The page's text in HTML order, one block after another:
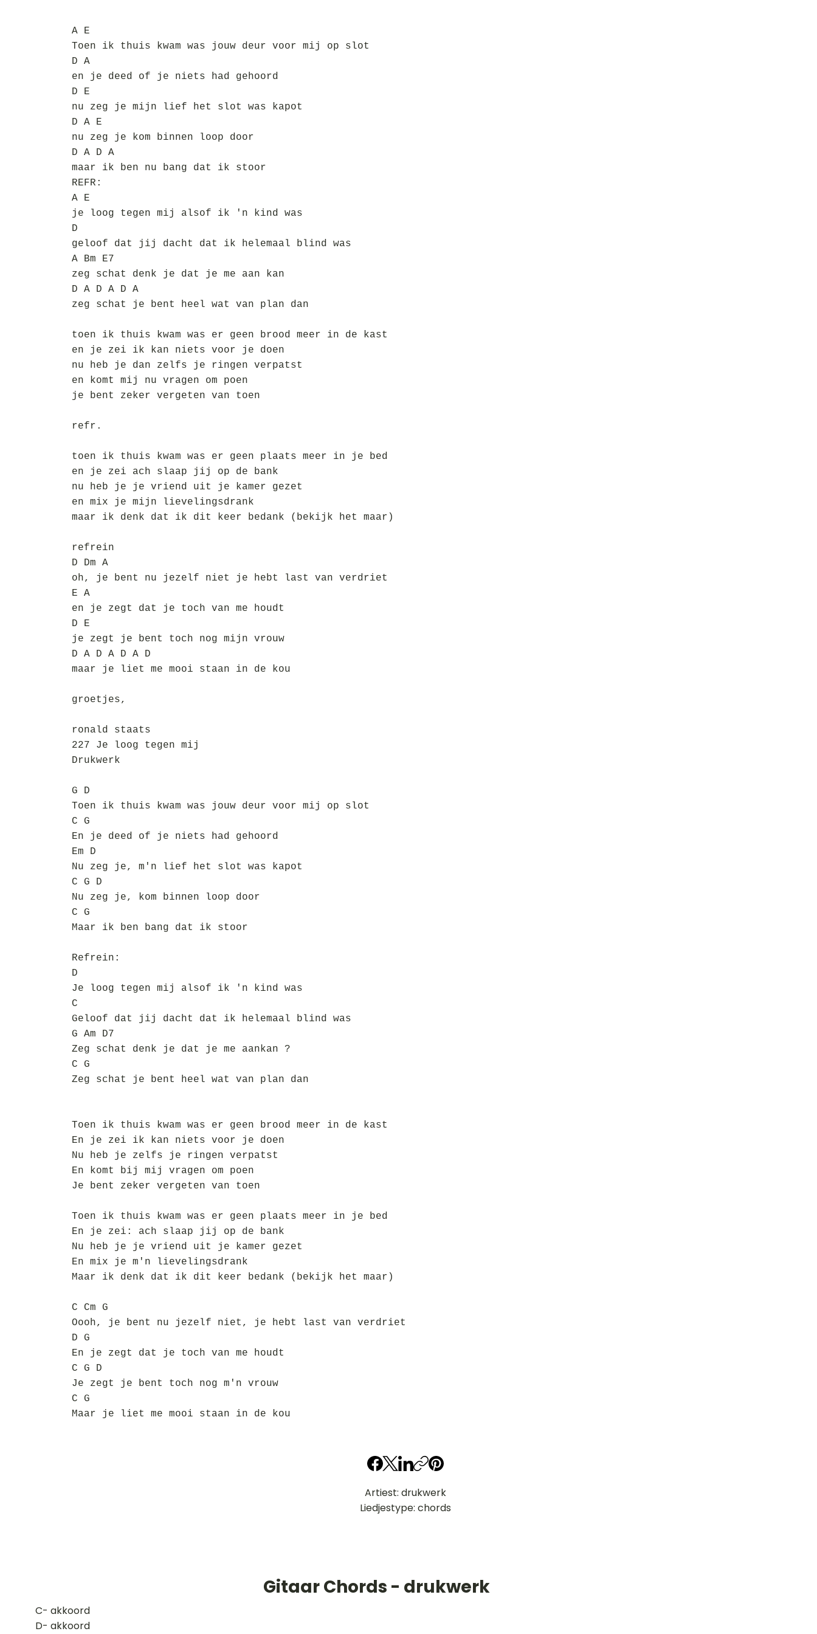
A E
Toen ik thuis kwam was jouw deur voor mij op slot
D A
en je deed of je niets had gehoord
D E
nu zeg je mijn lief het slot was kapot
D A E
nu zeg je kom binnen loop door
D A D A
maar ik ben nu bang dat ik stoor
REFR:
A E
je loog tegen mij alsof ik 'n kind was
D
geloof dat jij dacht dat ik helemaal blind was
A Bm E7
zeg schat denk je dat je me aan kan
D A D A D A
zeg schat je bent heel wat van plan dan
toen ik thuis kwam was er geen brood meer in de kast
en je zei ik kan niets voor je doen
nu heb je dan zelfs je ringen verpatst
en komt mij nu vragen om poen
je bent zeker vergeten van toen
refr.
toen ik thuis kwam was er geen plaats meer in je bed
en je zei ach slaap jij op de bank
nu heb je je vriend uit je kamer gezet
en mix je mijn lievelingsdrank
maar ik denk dat ik dit keer bedank (bekijk het maar)
refrein
D Dm A
oh, je bent nu jezelf niet je hebt last van verdriet
E A
en je zegt dat je toch van me houdt
D E
je zegt je bent toch nog mijn vrouw
D A D A D A D
maar je liet me mooi staan in de kou
groetjes,
ronald staats
227 Je loog tegen mij
Drukwerk
G D
Toen ik thuis kwam was jouw deur voor mij op slot
C G
En je deed of je niets had gehoord
Em D
Nu zeg je, m'n lief het slot was kapot
C G D
Nu zeg je, kom binnen loop door
C G
Maar ik ben bang dat ik stoor
Refrein:
D
Je loog tegen mij alsof ik 'n kind was
C
Geloof dat jij dacht dat ik helemaal blind was
G Am D7
Zeg schat denk je dat je me aankan ?
C G
Zeg schat je bent heel wat van plan dan
Toen ik thuis kwam was er geen brood meer in de kast
En je zei ik kan niets voor je doen
Nu heb je zelfs je ringen verpatst
En komt bij mij vragen om poen
Je bent zeker vergeten van toen
Toen ik thuis kwam was er geen plaats meer in je bed
En je zei: ach slaap jij op de bank
Nu heb je je vriend uit je kamer gezet
En mix je m'n lievelingsdrank
Maar ik denk dat ik dit keer bedank (bekijk het maar)
C Cm G
Oooh, je bent nu jezelf niet, je hebt last van verdriet
D G
En je zegt dat je toch van me houdt
C G D
Je zegt je bent toch nog m'n vrouw
C G
Maar je liet me mooi staan in de kou
Artiest: drukwerk
Liedjestype: chords
Gitaar Chords - drukwerk
​C- akkoord
D- akkoord